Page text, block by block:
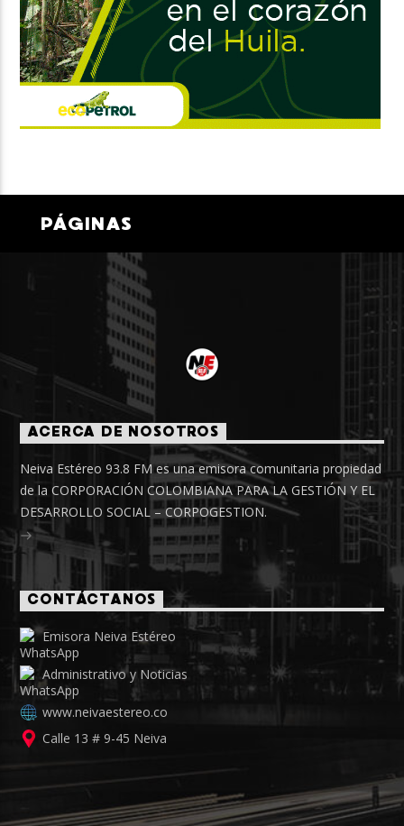
PÁGINAS
ACERCA DE NOSOTROS
Neiva Estéreo 93.8 FM es una emisora comunitaria propiedad
de la CORPORACIÓN COLOMBIANA PARA LA GESTIÓN Y EL
DESARROLLO SOCIAL – CORPOGESTION.
CONTÁCTANOS
Emisora Neiva Estéreo
Administrativo y Noticias
www.neivaestereo.co
Calle 13 # 9-45 Neiva